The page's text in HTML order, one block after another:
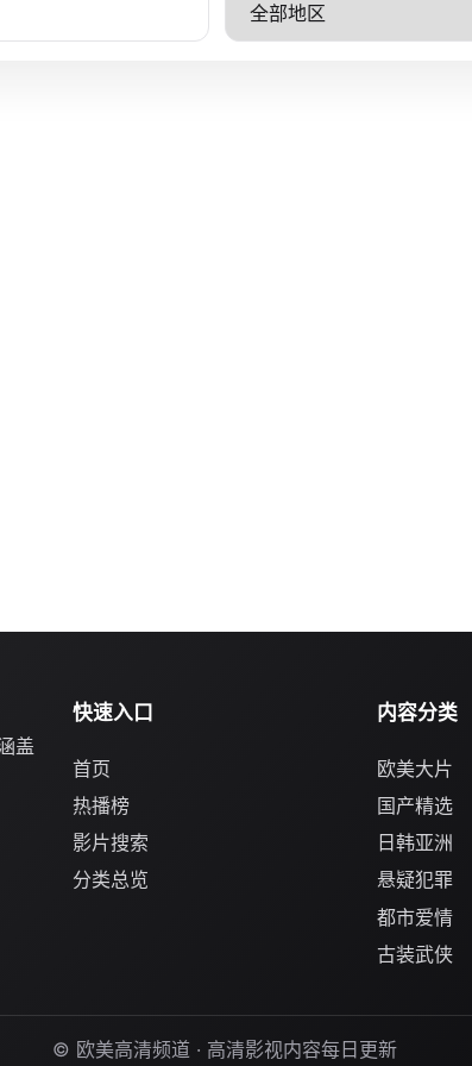
盖
快速入口
首页
热播榜
影片搜索
分类总览
内容分类
欧美大片
国产精选
日韩亚洲
悬疑犯罪
都市爱情
古装武侠
© 欧美高清频道 · 高清影视内容每日更新